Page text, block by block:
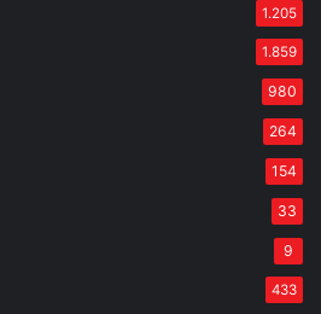
1.205
1.859
980
264
154
33
9
433